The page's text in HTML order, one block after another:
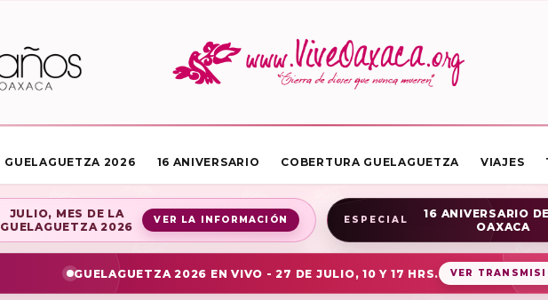
GUELAGUETZA 2026 16 ANIVERSARIO COBERTURA GUELAGUETZA VIAJES
JULIO, MES DE LA
GUELAGUETZA 2026
VER LA INFORMACIÓN ESPECIAL
16 ANIVERSARIO
OAXACA
GUELAGUETZA 2026 EN VIVO - 27 DE JULIO, 10 Y 17 HRS. VER